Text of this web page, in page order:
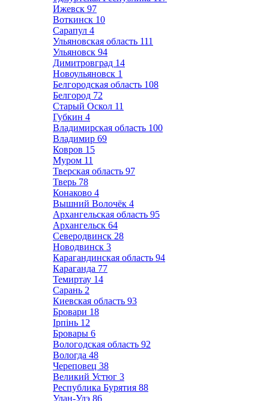
Ижевск 97
Воткинск 10
Сарапул 4
Ульяновская область 111
Ульяновск 94
Димитровград 14
Новоульяновск 1
Белгородская область 108
Белгород 72
Старый Оскол 11
Губкин 4
Владимирская область 100
Владимир 69
Ковров 15
Муром 11
Тверская область 97
Тверь 78
Конаково 4
Вышний Волочёк 4
Архангельская область 95
Архангельск 64
Северодвинск 28
Новодвинск 3
Карагандинская область 94
Караганда 77
Темиртау 14
Сарань 2
Киевская область 93
Бровари 18
Ірпінь 12
Бровары 6
Вологодская область 92
Вологда 48
Череповец 38
Великий Устюг 3
Республика Бурятия 88
Улан-Удэ 86